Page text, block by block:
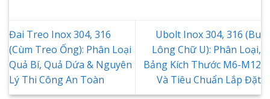
Đai Treo Inox 304, 316
(Cùm Treo Ống): Phân Loại
Quả Bí, Quả Dứa & Nguyên
Lý Thi Công An Toàn
Ubolt Inox 304, 316 (Bu
Lông Chữ U): Phân Loại,
Bảng Kích Thước M6-M12
Và Tiêu Chuẩn Lắp Đặt